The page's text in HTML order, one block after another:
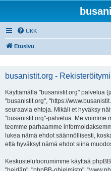
UKK
Etusivu
busanistit.org -
Käyttämällä "busanistit.org" palvelua
"busanistit.org", "https://
seuraavia ehtoja. Mikäli et hyväksy
"busanistit.org"-palvelua. Me voimme
teemme parhaamme
lukea nämä ehdot säännöllisesti,
että hyväksyt nämä ehdot siinä
Keskustelufoorumimme käyttää